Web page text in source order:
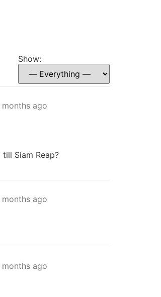
Show:
months ago
Siam Reap?
months ago
months ago